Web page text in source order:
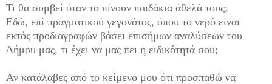
Τι θα συμβεί όταν το πίνουν παιδάκια άθελά τους;
Εδώ, επί πραγματικού γεγονότος, όπου το νερό είναι
εκτός προδιαγραφών βάσει επισήμων αναλύσεων του
Δήμου μας, τι έχει να μας πει η ειδικότητά σου;
Αν κατάλαβες από το κείμενο μου ότι προσπαθώ να